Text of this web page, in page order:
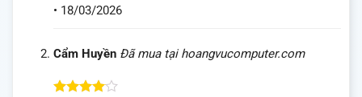
• 18/03/2026
Cẩm Huyền Đã mua tại hoangvucomputer.com